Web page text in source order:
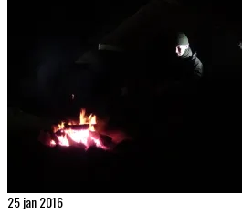
25jan 2016